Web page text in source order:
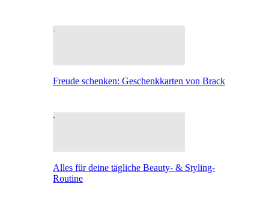
Freude schenken: Geschenkkarten von Brack
Alles für deine tägliche Beauty- & Styling-
Routine